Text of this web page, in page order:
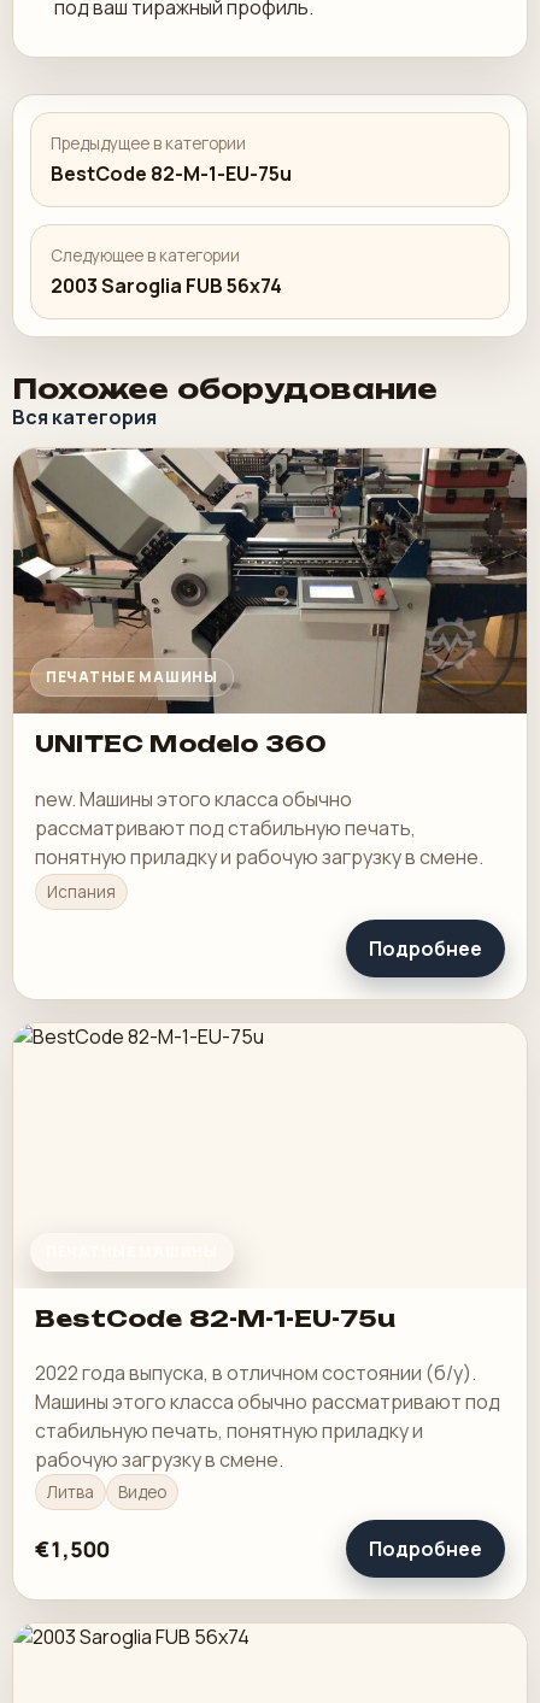
под ваш тиражный профиль.
Предыдущее в категории
BestCode 82-M-1-EU-75u
Следующее в категории
2003 Saroglia FUB 56x74
Похожее оборудование
Вся категория
ПЕЧАТНЫЕ МАШИНЫ
UNITEC Modelo 360
new. Машины этого класса обычно
рассматривают под стабильную печать,
понятную приладку и рабочую загрузку в смене.
Испания
Подробнее
BestCode 82-M-1-EU-75u
2022 года выпуска, в отличном состоянии (б/у).
Машины этого класса обычно рассматривают под
стабильную печать, понятную приладку и
рабочую загрузку в смене.
Литва Видео
€1,500 Подробнее